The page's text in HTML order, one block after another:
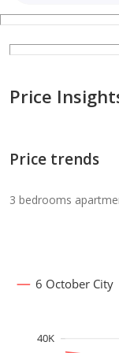
Price
Price trends
3 bedrooms
40K
6 October City